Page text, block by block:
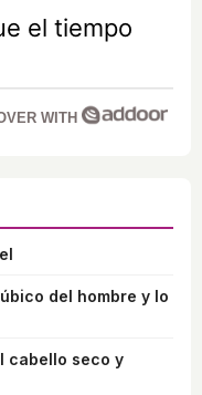
el tiempo
WITH
del hombre y lo
cabello seco y